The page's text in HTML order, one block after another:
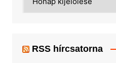
RSS hírcsatorna